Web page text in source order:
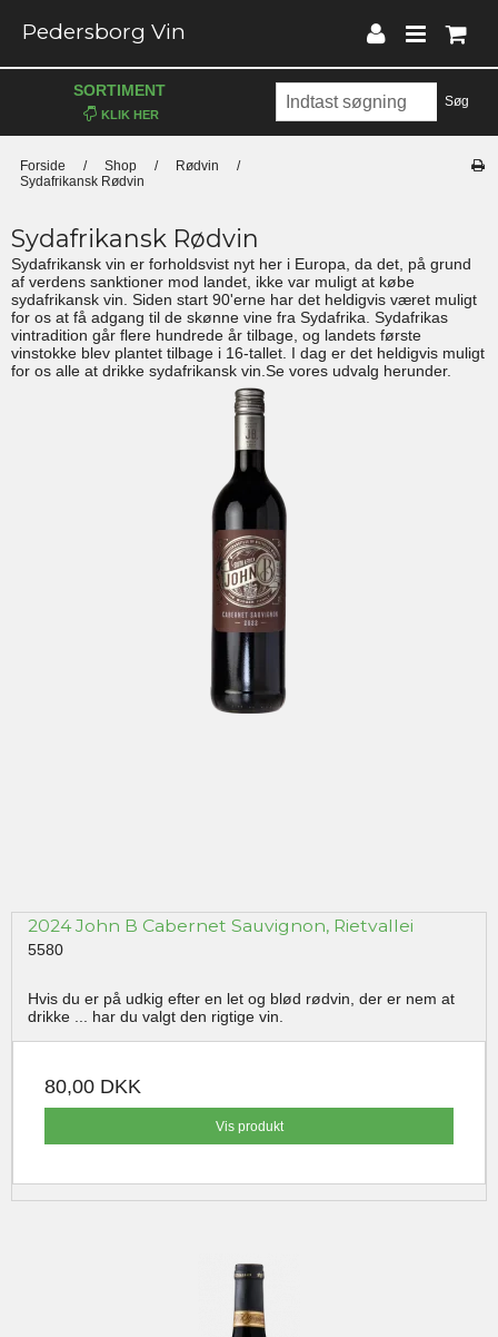
Pedersborg Vin
Søg
SORTIMENT
Forside / Shop / Rødvin
/
Sydafrikansk Rødvin
Sydafrikansk Rødvin
Sydafrikansk vin er forholdsvist nyt her i Europa, da det, på grund
af verdens sanktioner mod landet, ikke var muligt at købe
sydafrikansk vin. Siden start 90'erne har det heldigvis været muligt
for os at få adgang til de skønne vine fra Sydafrika. Sydafrikas
vintradition går flere hundrede år tilbage, og landets første
vinstokke blev plantet tilbage i 16-tallet. I dag er det heldigvis muligt
for os alle at drikke sydafrikansk vin.Se vores udvalg herunder.
2024 John B Cabernet Sauvignon, Rietvallei
5580
Hvis du er på udkig efter en let og blød rødvin, der er nem at
drikke ... har du valgt den rigtige vin.
80,00 DKK
Vis produkt